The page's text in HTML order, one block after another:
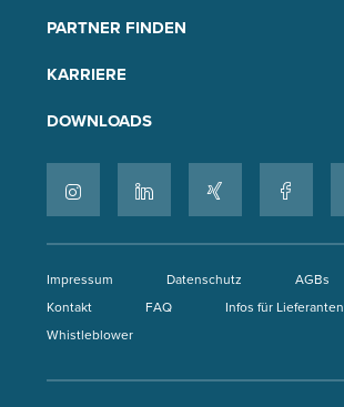
PARTNER FINDEN
KARRIERE
DOWNLOADS
Impressum Datenschutz
AGBs
Kontakt
FAQ
Infos für Lieferanten
Whistleblower